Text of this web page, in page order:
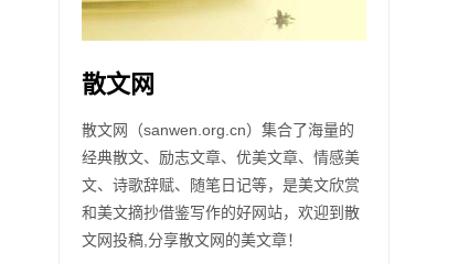
散文网
散文网（sanwen.org.cn）集合了海量的
经典散文、励志文章、优美文章、情感美
文、诗歌辞赋、随笔日记等，是美文欣赏
和美文摘抄借鉴写作的好网站，欢迎到散
文网投稿,分享散文网的美文章！